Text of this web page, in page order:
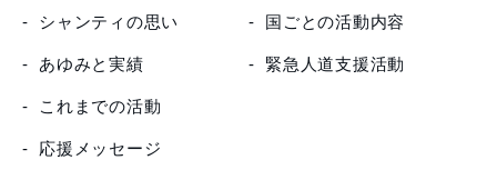
シャンティの思い
あゆみと実績
これまでの活動
応援メッセージ
国ごとの活動内容
緊急人道支援活動